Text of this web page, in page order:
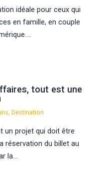
idéale pour ceux qui
en famille, en couple
tout est une
,Destination
un projet qui doit être
réservation du billet au
la…